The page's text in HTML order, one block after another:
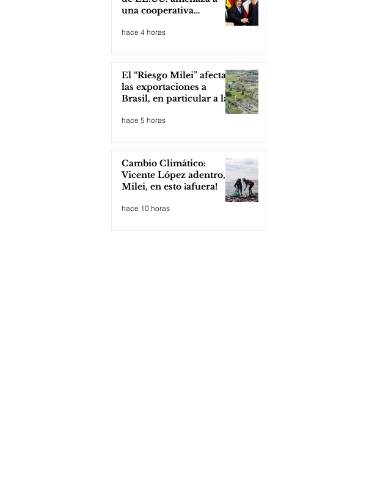
una cooperativa
argentina para boicotear
a Huawei
hace 4 horas
El “Riesgo Milei” afecta
las exportaciones a
Brasil, en particular a la
industria automotriz de
la provincia
hace 5 horas
Cambio Climático:
Vicente López adentro,
Milei, en esto ¡afuera!
hace 10 horas